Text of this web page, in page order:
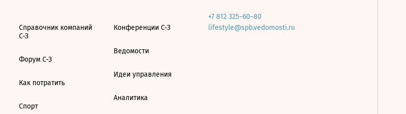
Справочник компаний
С-З
Форум С-З
Как потратить
Спорт
Конференции С-З
Ведомости
Идеи управления
Аналитика
+7 812 325–60–80
lifestyle@spb.vedomosti.ru